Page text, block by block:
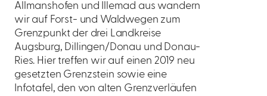
Allmanshofen und Illemad aus wandern
wir auf Forst- und Waldwegen zum
Grenzpunkt der drei Landkreise
Augsburg, Dillingen/Donau und Donau-
Ries. Hier treffen wir auf einen 2019 neu
gesetzten Grenzstein sowie eine
Infotafel, den von alten Grenzverläufen